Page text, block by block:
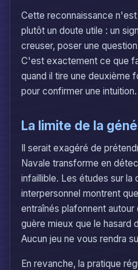
Cette reconnaissance
plutôt un doute utile : un
creuser, poser une
C'est exactement ce que
quand il tire une deuxième
pour confirmer une intuition.
La limite de la
Il serait exagéré de
Navale transforme en
infaillible. Les études sur la
interpersonnel montrent
entraînés plafonnent
guère mieux que le hasard
Aucun jeu ne vous rendra
En revanche, la pratique